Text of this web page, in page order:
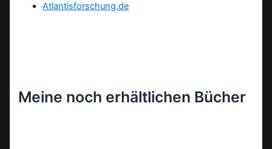
Atlantisforschung.de
Meine noch erhältlichen Bücher